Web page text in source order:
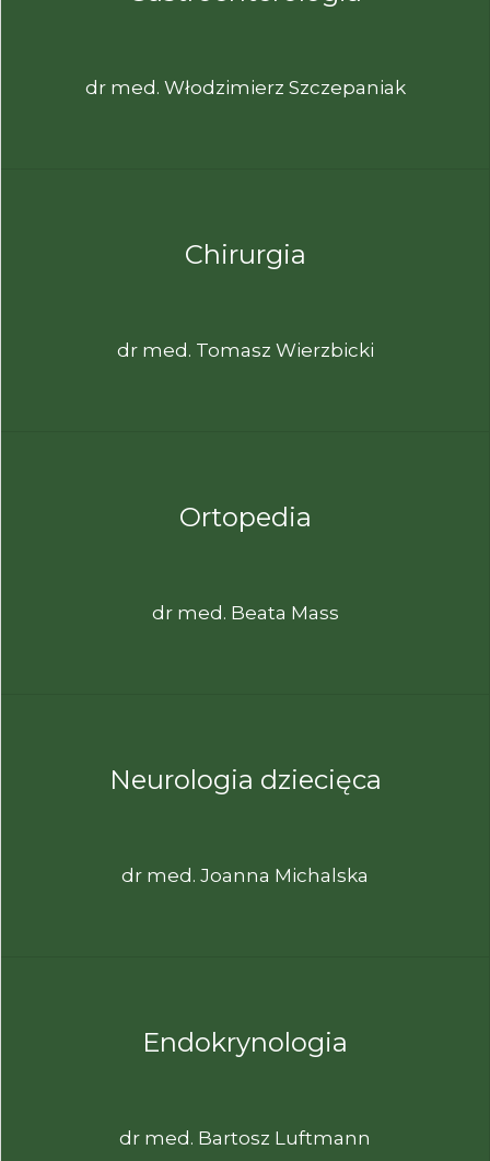
dr med. Włodzimierz Szczepaniak
Chirurgia
dr med. Tomasz Wierzbicki
Ortopedia
dr med. Beata Mass
Neurologia dziecięca
dr med. Joanna Michalska
Endokrynologia
dr med. Bartosz Luftmann